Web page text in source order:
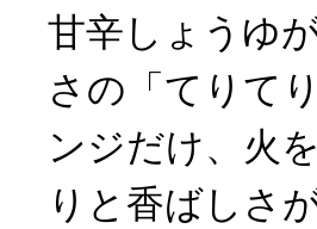
甘辛しょうゆ
さの「てりて
ンジだけ、火
りと香ばしさ